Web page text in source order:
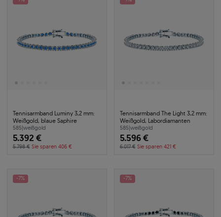
Tennisarmband Luminy 3,2 mm:
Weißgold, blaue Saphire
585|weißgold
5.392 €
5.798 € Sie sparen 406 €
Tennisarmband The Light 3,2 mm:
Weißgold, Labordiamanten
585|weißgold
5.596 €
6.017 € Sie sparen 421 €
-7% -7%